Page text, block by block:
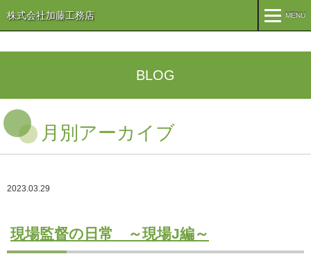
株式会社加藤工務店 MENU
コンセプト
事業案内
BLOG
月別アーカイブ
2023.03.29
現場監督の日常 ～現場J編～